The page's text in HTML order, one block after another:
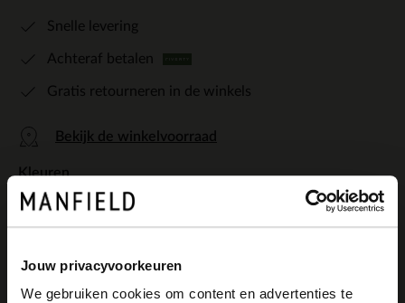
Jouw privacyvoorkeuren
We gebruiken cookies om content en advertenties te
Snelle levering
Achteraf betalen
Gratis retourneren in de winkels
Bekijk de winkelvoorraad
Kleuren